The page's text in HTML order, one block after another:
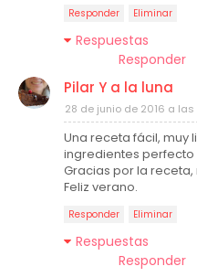
Responder Eliminar
Respuestas
Responder
Pilar Y a la luna
28 de junio de 2016 a las
Una receta fácil, muy
ingredientes
Gracias por la receta,
Feliz verano.
Responder Eliminar
Respuestas
Responder